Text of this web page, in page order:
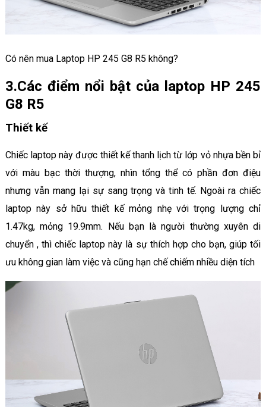
Có nên mua Laptop HP 245 G8 R5 không?
3.Các điểm nổi bật của laptop HP 245
G8 R5
Thiết kế
Chiếc laptop này được thiết kế thanh lịch từ lớp vỏ nhựa bền bỉ
với màu bạc thời thượng, nhìn tổng thể có phần đơn điệu
nhưng vẫn mang lại sự sang trọng và tinh tế. Ngoài ra chiếc
laptop này sở hữu thiết kế mỏng nhẹ với trọng lượng chỉ
1.47kg, mỏng 19.9mm. Nếu bạn là người thường xuyên di
chuyển , thì chiếc laptop này là sự thích hợp cho bạn, giúp tối
ưu không gian làm việc và cũng hạn chế chiếm nhiều diện tích